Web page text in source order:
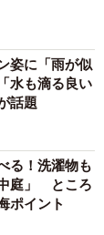
姿に「雨が似
水も滴る良い
話題
る！洗濯物も
庭」 ところ
ポイント